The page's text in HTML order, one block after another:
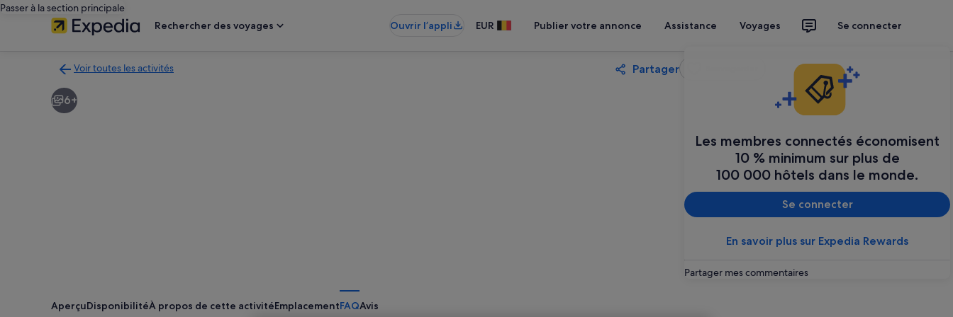
Passer à la section principale
Rechercher des voyages
Ouvrir l’appli EUR Publier votre annonce Assistance Voyages Se connecter
Les membres connectés économisent
10 % minimum sur plus de
100 000 hôtels dans le monde.
Se connecter
En savoir plus sur Expedia Rewards
Partager mes commentaires
Voir toutes les activités
à
la
Partager
6+
AperçuDisponibilitéÀ propos de cette activitéEmplacementFAQAvis